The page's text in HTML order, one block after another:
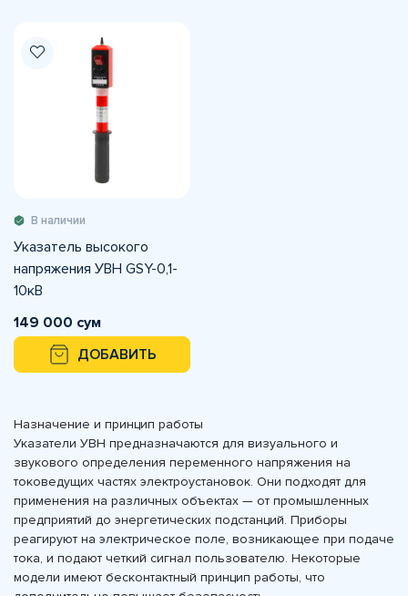
В наличии
Указатель высокого
напряжения УВН GSY-0,1-
10кВ
149 000 сум
ДОБАВИТЬ
Назначение и принцип работы
Указатели УВН предназначаются для визуального и
звукового определения переменного напряжения на
токоведущих частях электроустановок. Они подходят для
применения на различных объектах — от промышленных
предприятий до энергетических подстанций. Приборы
реагируют на электрическое поле, возникающее при подаче
тока, и подают четкий сигнал пользователю. Некоторые
модели имеют бесконтактный принцип работы, что